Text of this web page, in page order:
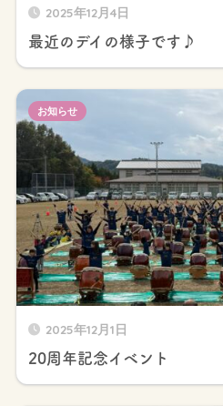
2025年12月4日
最近のデイの様子です♪
2025年12月1日
20周年記念イベント
お知らせ